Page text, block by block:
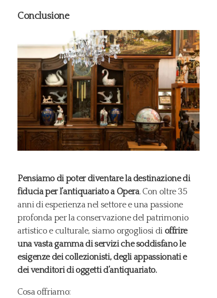
Conclusione
Pensiamo di poter diventare la destinazione di
fiducia per l’antiquariato a Opera. Con oltre 35
anni di esperienza nel settore e una passione
profonda per la conservazione del patrimonio
artistico e culturale, siamo orgogliosi di offrire
una vasta gamma di servizi che soddisfano le
esigenze dei collezionisti, degli appassionati e
dei venditori di oggetti d’antiquariato.
Cosa offriamo: